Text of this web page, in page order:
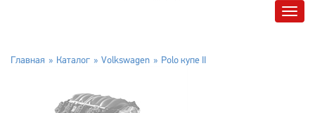
Главная Каталог Volkswagen Polo купе II